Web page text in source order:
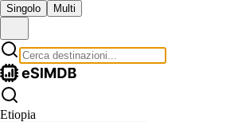
Singolo Multi
Etiopia